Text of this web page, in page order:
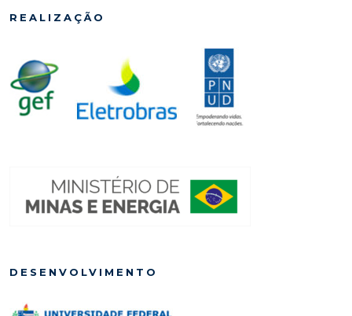
REALIZAÇÃO
DESENVOLVIMENTO